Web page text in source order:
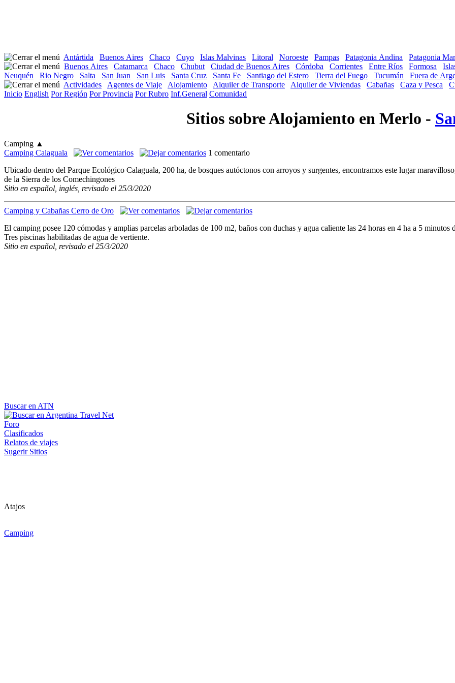
Antártida Buenos Aires Chaco Cuyo Islas Malvinas Litoral Noroeste Pampas Patagonia Andina Patagonia
Buenos Aires
Catamarca Chaco Chubut Ciudad de Buenos Aires Córdoba Corrientes Entre Ríos Formosa
Neuquén
Rio Negro Salta San Juan San Luis Santa Cruz Santa Fe Santiago del Estero Tierra del Fuego Tucumán Fuera de
Actividades
Agentes de Viaje Alojamiento Alquiler de Transporte Alquiler de Viviendas Cabañas Caza y Pesca
Inicio English Por Región Por Provincia Por Rubro Inf.General Comunidad
Sitios sobre Alojamiento en Merlo -
Camping ▲
Camping Calaguala
1 comentario
Ubicado dentro del Parque Ecológico Calaguala, 200 ha, de bosques autóctonos con arroyos y surgentes, encontramos este lugar
de la Sierra de los Comechingones
Sitio en español, inglés, revisado el 25/3/2020
Camping y Cabañas Cerro de Oro
El camping posee 120 cómodas y amplias parcelas arboladas de 100 m2, baños con duchas y agua caliente las 24 horas en 4 ha a 5
Tres piscinas habilitadas de agua de vertiente.
Sitio en español, revisado el 25/3/2020
Buscar en ATN
Foro
Clasificados
Relatos de viajes
Sugerir Sitios
Atajos
Camping